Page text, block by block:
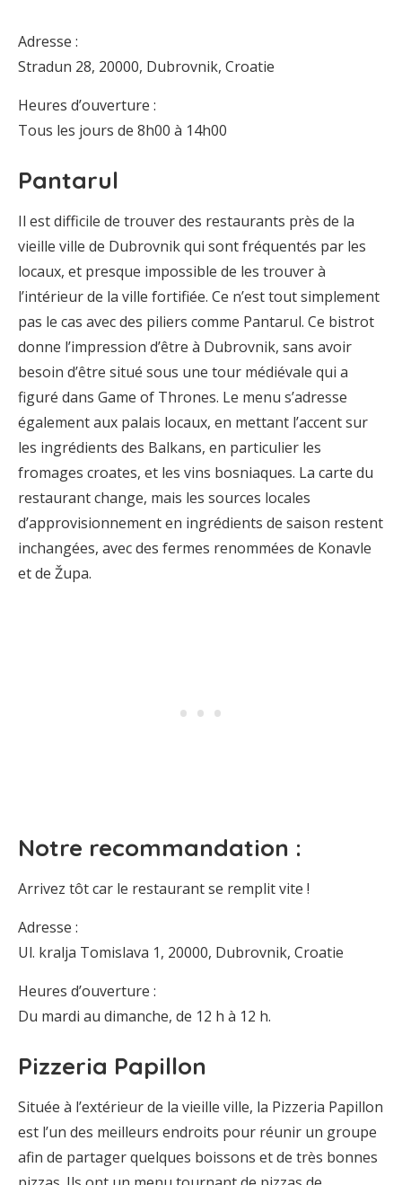
Adresse :
Stradun 28, 20000, Dubrovnik, Croatie
Heures d’ouverture :
Tous les jours de 8h00 à 14h00
Pantarul
Il est difficile de trouver des restaurants près de la
vieille ville de Dubrovnik qui sont fréquentés par les
locaux, et presque impossible de les trouver à
l’intérieur de la ville fortifiée. Ce n’est tout simplement
pas le cas avec des piliers comme Pantarul. Ce bistrot
donne l’impression d’être à Dubrovnik, sans avoir
besoin d’être situé sous une tour médiévale qui a
figuré dans Game of Thrones. Le menu s’adresse
également aux palais locaux, en mettant l’accent sur
les ingrédients des Balkans, en particulier les
fromages croates, et les vins bosniaques. La carte du
restaurant change, mais les sources locales
d’approvisionnement en ingrédients de saison restent
inchangées, avec des fermes renommées de Konavle
et de Župa.
Notre recommandation :
Arrivez tôt car le restaurant se remplit vite !
Adresse :
Ul. kralja Tomislava 1, 20000, Dubrovnik, Croatie
Heures d’ouverture :
Du mardi au dimanche, de 12 h à 12 h.
Pizzeria Papillon
Située à l’extérieur de la vieille ville, la Pizzeria Papillon
est l’un des meilleurs endroits pour réunir un groupe
afin de partager quelques boissons et de très bonnes